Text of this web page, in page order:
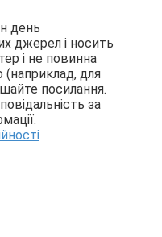
день
джерел і носить
і не повинна
(наприклад, для
посилання.
за